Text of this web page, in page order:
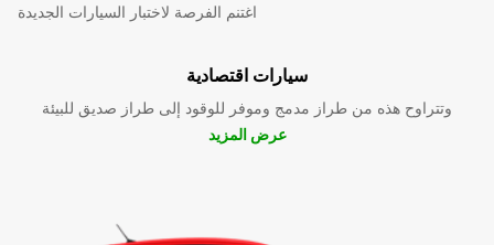
اغتنم الفرصة لاختبار السيارات الجديدة
سيارات اقتصادية
وتتراوح هذه من طراز مدمج وموفر للوقود إلى طراز صديق للبيئة
عرض المزيد